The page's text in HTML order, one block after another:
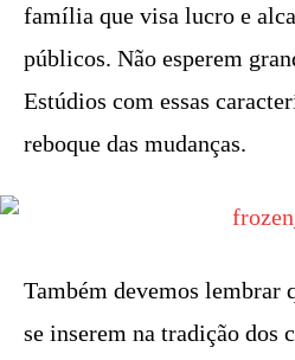
família que visa lucro e
públicos. Não esperem
Estúdios com essas
reboque das mudanças.
Também devemos lembrar
se inserem na tradição dos